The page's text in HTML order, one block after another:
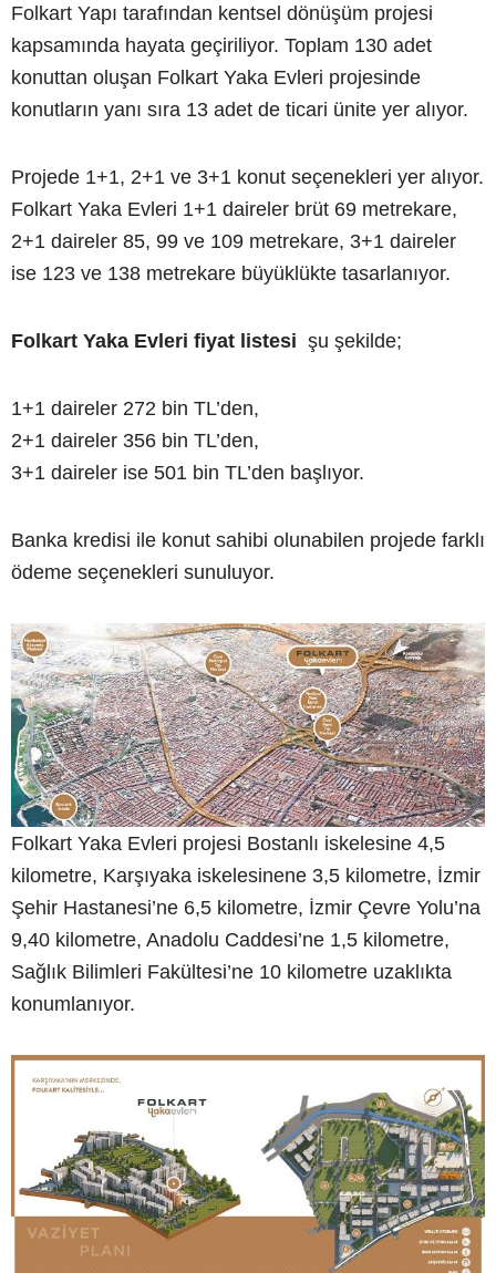
Folkart Yapı tarafından kentsel dönüşüm projesi
kapsamında hayata geçiriliyor. Toplam 130 adet
konuttan oluşan Folkart Yaka Evleri projesinde
konutların yanı sıra 13 adet de ticari ünite yer alıyor.
Projede 1+1, 2+1 ve 3+1 konut seçenekleri yer alıyor.
Folkart Yaka Evleri 1+1 daireler brüt 69 metrekare,
2+1 daireler 85, 99 ve 109 metrekare, 3+1 daireler
ise 123 ve 138 metrekare büyüklükte tasarlanıyor.
Folkart Yaka Evleri fiyat listesi şu şekilde;
1+1 daireler 272 bin TL’den,
2+1 daireler 356 bin TL’den,
3+1 daireler ise 501 bin TL’den başlıyor.
Banka kredisi ile konut sahibi olunabilen projede farklı
ödeme seçenekleri sunuluyor.
Folkart Yaka Evleri projesi Bostanlı iskelesine 4,5
kilometre, Karşıyaka iskelesinene 3,5 kilometre, İzmir
Şehir Hastanesi’ne 6,5 kilometre, İzmir Çevre Yolu’na
9,40 kilometre, Anadolu Caddesi’ne 1,5 kilometre,
Sağlık Bilimleri Fakültesi’ne 10 kilometre uzaklıkta
konumlanıyor.